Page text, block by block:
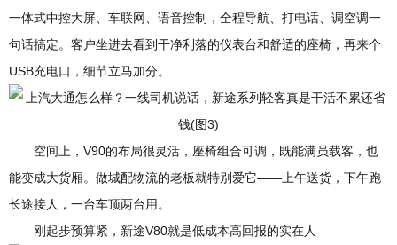
一体式中控大屏、车联网、语音控制，全程导航、打电话、调空调一
句话搞定。客户坐进去看到干净利落的仪表台和舒适的座椅，再来个
USB充电口，细节立马加分。
空间上，V90的布局很灵活，座椅组合可调，既能满员载客，也
能变成大货厢。做城配物流的老板就特别爱它——上午送货，下午跑
长途接人，一台车顶两台用。
刚起步预算紧，新途V80就是低成本高回报的实在人